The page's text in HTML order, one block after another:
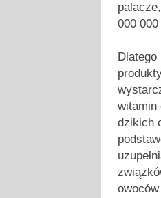
000
witamin
dzikich